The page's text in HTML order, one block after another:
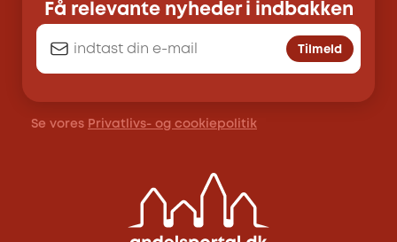
Få relevante nyheder i indbakken
Tilmeld
Se vores Privatlivs- og cookiepolitik